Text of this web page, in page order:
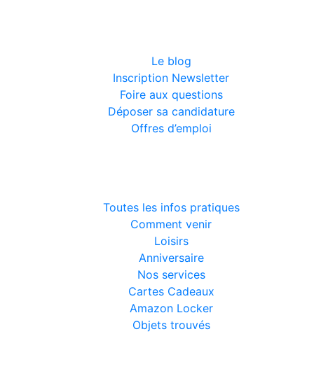
Le blog
Inscription Newsletter
Foire aux questions
Déposer sa candidature
Offres d’emploi
Toutes les infos pratiques
Comment venir
Loisirs
Anniversaire
Nos services
Cartes Cadeaux
Amazon Locker
Objets trouvés